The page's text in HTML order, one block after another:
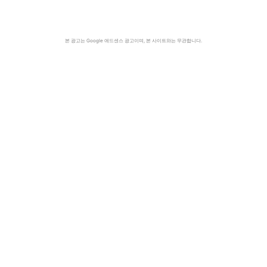
본 광고는 Google 애드센스 광고이며, 본 사이트와는 무관합니다.